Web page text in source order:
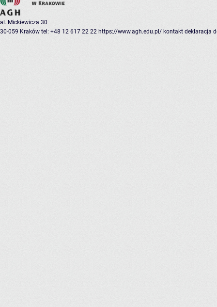
al. Mickiewicza 30
30-059 Kraków tel: +48 12 617 22 22 https://www.agh.edu.pl/ kontakt deklaracja